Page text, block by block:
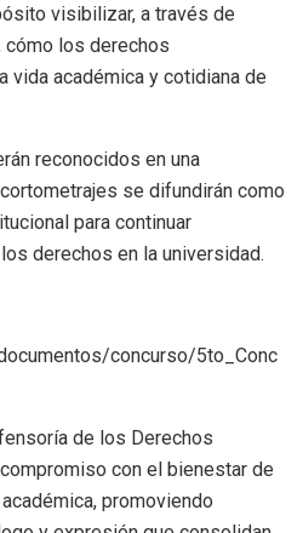
visibilizar, a través de
los derechos
vida académica y cotidiana de
reconocidos en una
se difundirán como
para continuar
derechos en la universidad.
concurso/5to_Conc
de los Derechos
con el bienestar de
promoviendo